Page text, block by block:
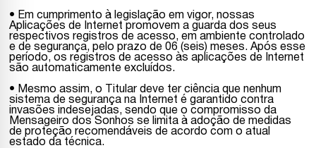
• Em cumprimento à legislação em vigor, nossas
Aplicações de Internet promovem a guarda dos seus
respectivos registros de acesso, em ambiente controlado
e de segurança, pelo prazo de 06 (seis) meses. Após esse
período, os registros de acesso às aplicações de Internet
são automaticamente excluídos.
• Mesmo assim, o Titular deve ter ciência que nenhum
sistema de segurança na Internet é garantido contra
invasões indesejadas, sendo que o compromisso da
Mensageiro dos Sonhos se limita à adoção de medidas
de proteção recomendáveis de acordo com o atual
estado da técnica.